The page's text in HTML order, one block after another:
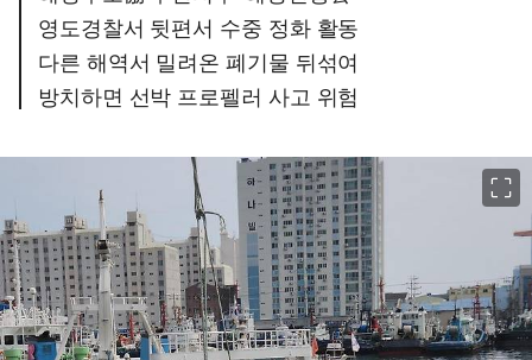
영도경찰서 뒷편서 수중 정화 활동
다른 해역서 밀려온 폐기물 뒤섞여
방치하면 선박 프로펠러 사고 위험